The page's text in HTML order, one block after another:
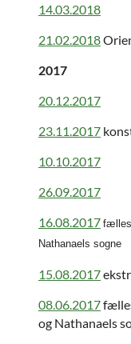
14.03.2018
21.02.2018
2017
20.12.2017
23.11.2017
10.10.2017
26.09.2017
16.08.2017 fælles
Nathanaels sogne
15.08.2017
08.06.2017
og Nathanaels